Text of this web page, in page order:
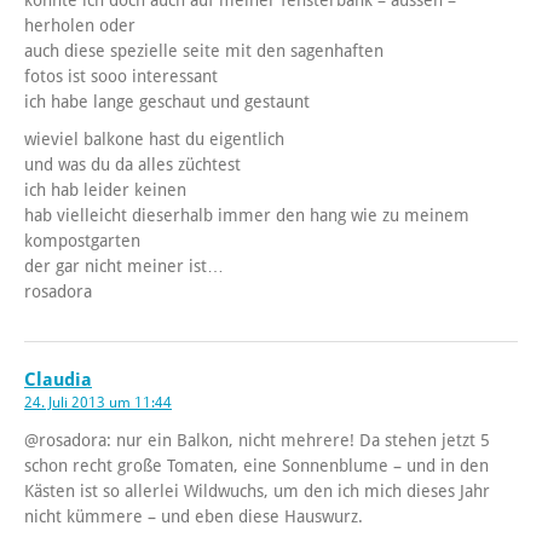
herholen oder
auch diese spezielle seite mit den sagenhaften
fotos ist sooo interessant
ich habe lange geschaut und gestaunt
wieviel balkone hast du eigentlich
und was du da alles züchtest
ich hab leider keinen
hab vielleicht dieserhalb immer den hang wie zu meinem
kompostgarten
der gar nicht meiner ist…
rosadora
Claudia
24. Juli 2013 um 11:44
@rosadora: nur ein Balkon, nicht mehrere! Da stehen jetzt 5
schon recht große Tomaten, eine Sonnenblume – und in den
Kästen ist so allerlei Wildwuchs, um den ich mich dieses Jahr
nicht kümmere – und eben diese Hauswurz.